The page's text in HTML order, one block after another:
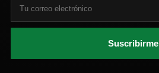
Suscribirme